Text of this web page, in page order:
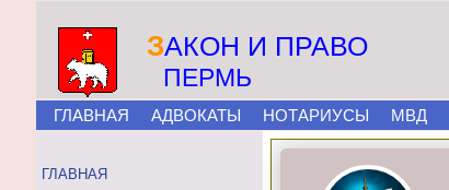
ЗАКОН И ПРАВО
ПЕРМЬ
ГЛАВНАЯ АДВОКАТЫ НОТАРИУСЫ МВД
ГЛАВНАЯ